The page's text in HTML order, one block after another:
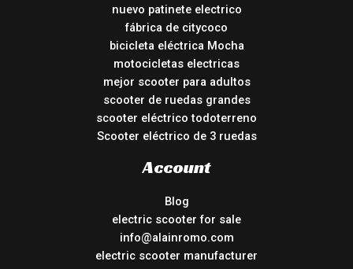
nuevo patinete electrico
fábrica de citycoco
bicicleta eléctrica Mocha
motocicletas electricas
mejor scooter para adultos
scooter de ruedas grandes
scooter eléctrico todoterreno
Scooter eléctrico de 3 ruedas
Account
Blog
electric scooter for sale
info@alainromo.com
electric scooter manufacturer